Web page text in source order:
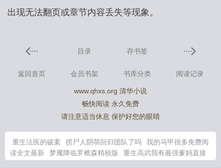
出现无法翻页或章节内容丢失等现象。
目录 存书签
返回首页 会员书架 书库分类 阅读记录
www.qhxs.org 清华小说
畅快阅读 永久免费
请注意适当休息 保护好您的眼睛
重生法医的破案 捞尸人阴萌回归团队了吗
我的马甲很多免费阅
读全文最新
梦魇降临罗樵森精校版
重生高武我有最强爹妈直接